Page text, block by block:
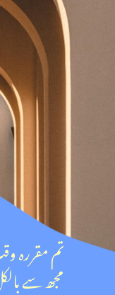
تم مقررہ
مجھ سے